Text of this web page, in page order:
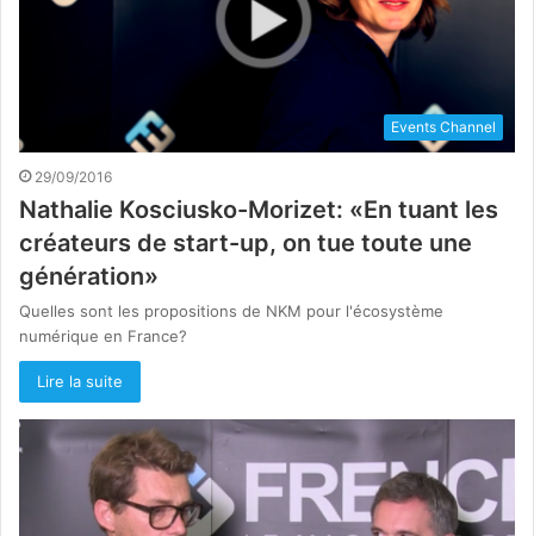
Events Channel
29/09/2016
Nathalie Kosciusko-Morizet: «En tuant les
créateurs de start-up, on tue toute une
génération»
Quelles sont les propositions de NKM pour l'écosystème
numérique en France?
Lire la suite